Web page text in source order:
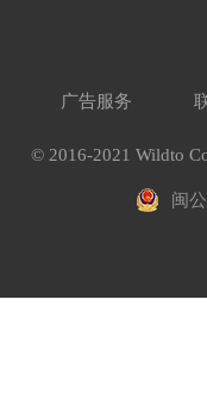
广告服务
© 2016-2021 Wildto
闽